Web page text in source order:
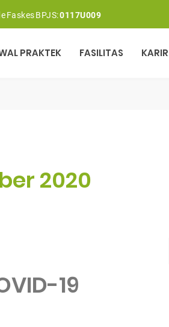
Faskes BPJS:0117U009
PRAKTEK FASILITAS KARIR
2020
19